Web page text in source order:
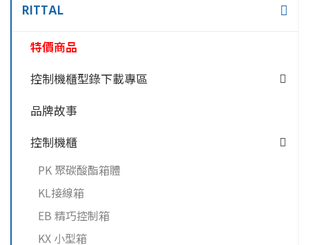
RITTAL
特價商品
控制機櫃型錄下載專區
品牌故事
控制機櫃
PK 聚碳酸酯箱體
KL接線箱
EB 精巧控制箱
KX 小型箱